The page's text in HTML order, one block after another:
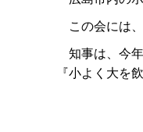
この会には
知事は、今
『小よく大を